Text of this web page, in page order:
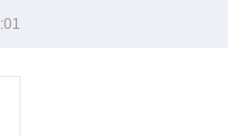
:01